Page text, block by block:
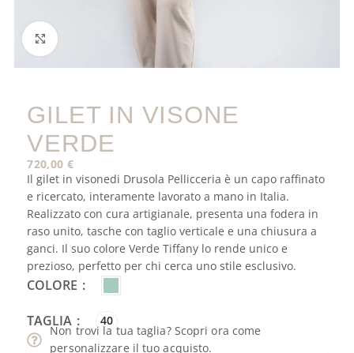
GILET IN VISONE
VERDE
720,00 €
Il gilet in visonedi Drusola Pellicceria è un capo raffinato
e ricercato, interamente lavorato a mano in Italia.
Realizzato con cura artigianale, presenta una fodera in
raso unito, tasche con taglio verticale e una chiusura a
ganci. Il suo colore Verde Tiffany lo rende unico e
prezioso, perfetto per chi cerca uno stile esclusivo.
COLORE
TAGLIA 40
Non trovi la tua taglia? Scopri ora come
personalizzare il tuo acquisto.